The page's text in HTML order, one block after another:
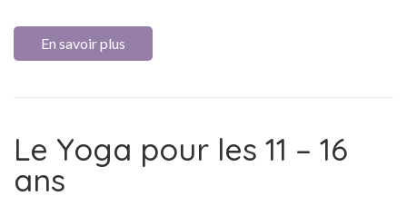
En savoir plus
Le Yoga pour les 11 – 16
ans